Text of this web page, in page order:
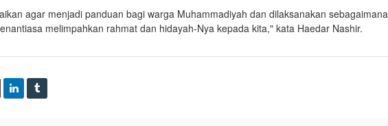
agar menjadi panduan bagi warga Muhammadiyah dan dilaksanakan sebagaimana
melimpahkan rahmat dan hidayah-Nya kepada kita," kata Haedar Nashir.